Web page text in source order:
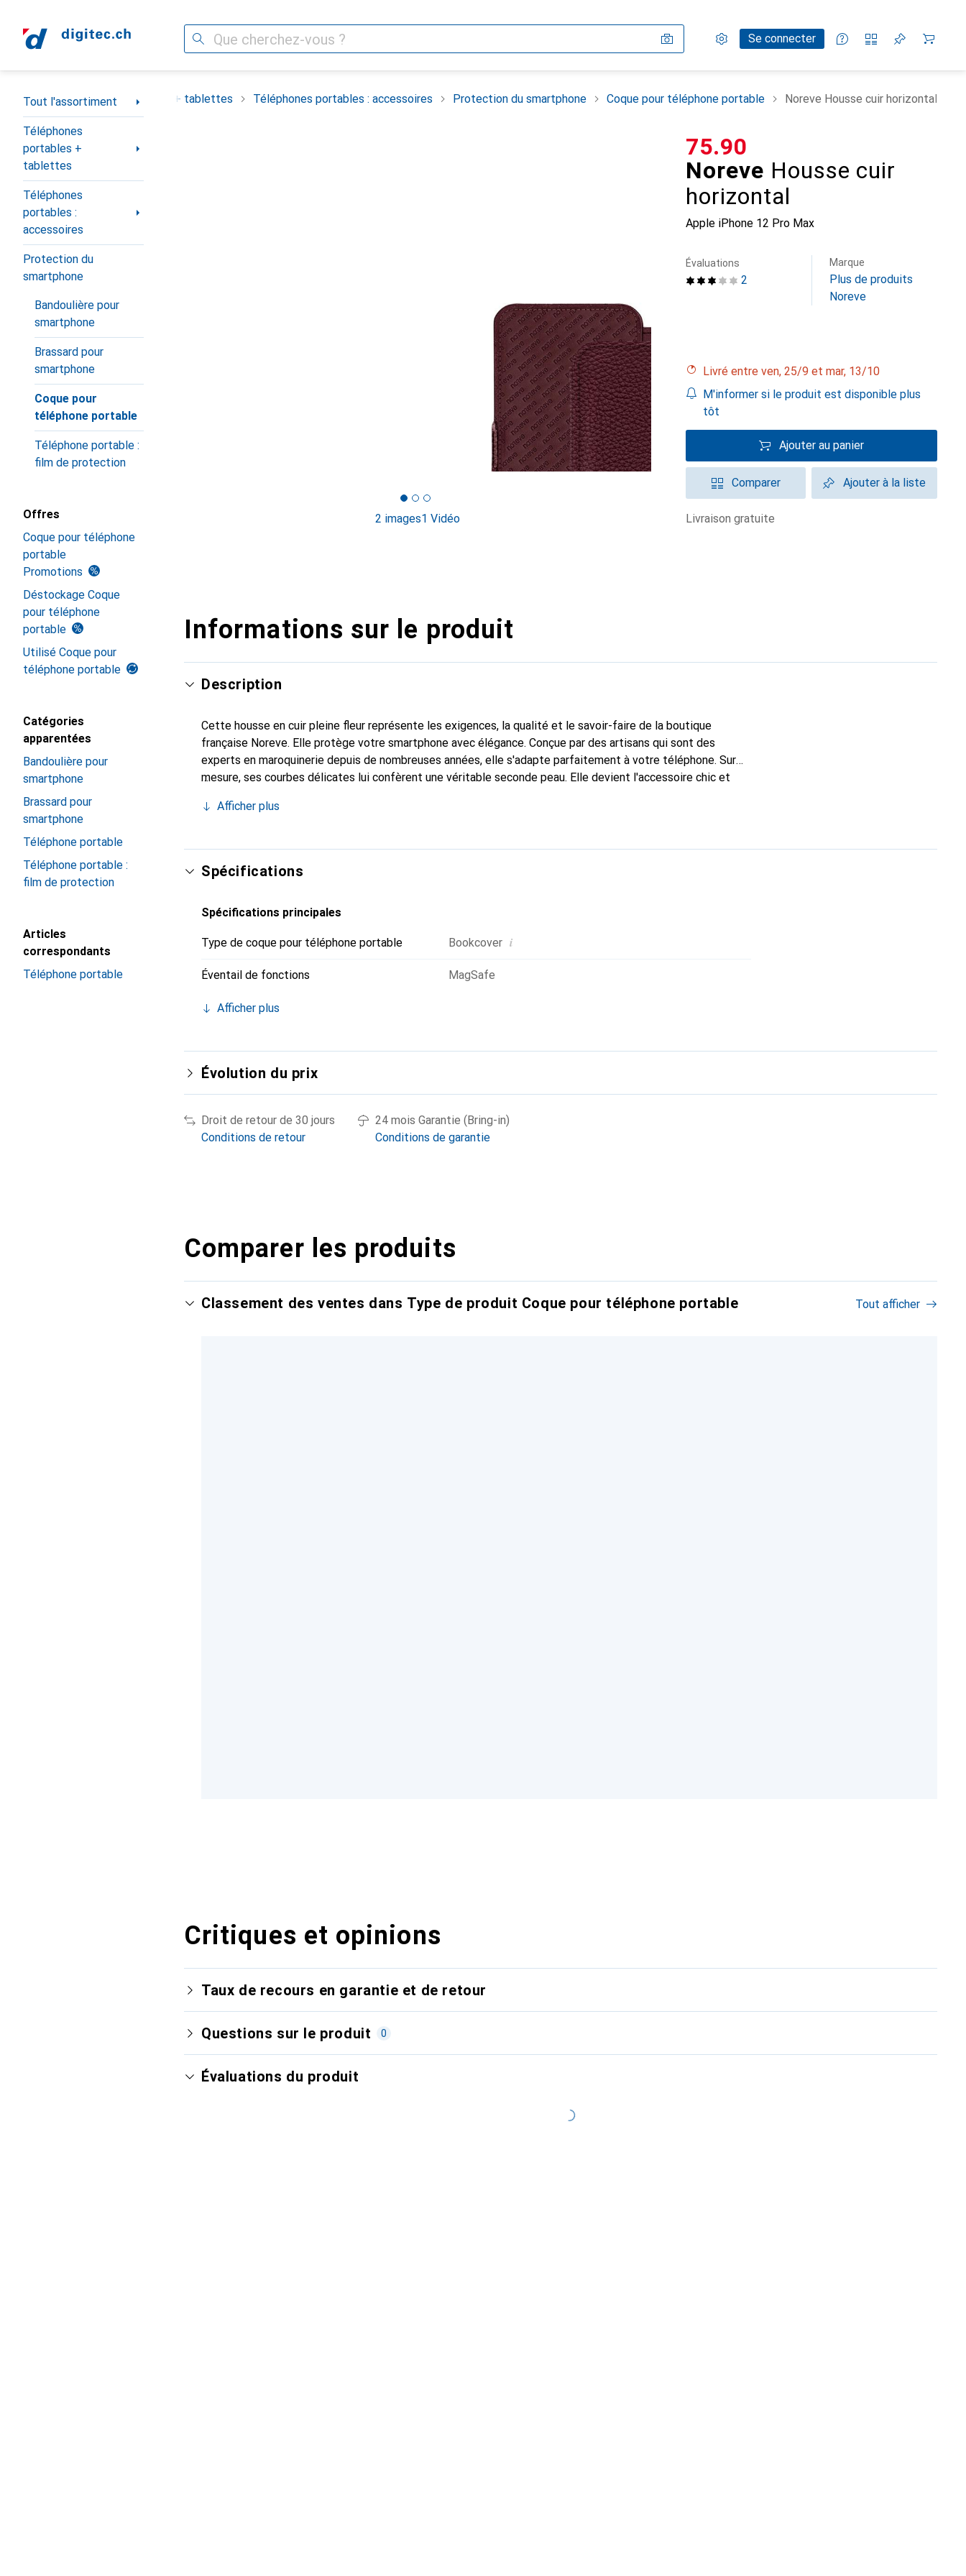
Recherche Paramètres
Compte clientSe connecter
Listes de comparaison
Listes d'envies
Panier
Navigation par catégorie
Tout l'assortiment
Téléphones
portables +
tablettes
Téléphones
portables :
accessoires
Protection du
smartphone
Bandoulière pour
smartphone
Brassard pour
smartphone
Coque pour
téléphone portable
Téléphone portable :
film de protection
Offres
Coque pour téléphone
portable
Promotions
Déstockage Coque
pour téléphone
portable
Utilisé Coque pour
téléphone portable
Catégories
apparentées
Bandoulière pour
smartphone
Brassard pour
smartphone
Téléphone portable
Téléphone portable :
film de protection
Articles
correspondants
Téléphone portable
Téléphones portables + tablettes Téléphones portables : accessoires Protection du smartphone Coque pour téléphone portable Noreve Housse cuir horizontal
2 images1 Vidéo
Noreve Housse cuir
horizontal
Apple iPhone 12 Pro Max
CHF
75.90
2
Évaluations Marque
Plus de produits
Noreve
Livré entre ven, 25/9 et mar, 13/10
M'informer si le produit est disponible plus
tôt
Ajouter au panier
Comparer Ajouter à la liste
livraison gratuite
Informations sur le produit
Description
Cette housse en cuir pleine fleur représente les exigences, la qualité et le savoir-faire de la boutique
française Noreve. Elle protège votre smartphone avec élégance. Conçue par des artisans qui sont des
experts en maroquinerie depuis de nombreuses années, elle s'adapte parfaitement à votre téléphone. Sur
mesure, ses courbes délicates lui confèrent une véritable seconde peau. Elle devient l'accessoire chic et
marque Noreve est un choix sûr pour une clientèle exigeante.
Afficher plus
Spécifications
Spécifications principales
Type de coque pour téléphone portable Bookcover i
Éventail de fonctions MagSafe
Afficher plus
Évolution du prix
Droit de retour de 30 jours
Conditions de retour
24 mois Garantie (Bring-in)
Conditions de garantie
Comparer les produits
Classement des ventes dans Type de produit Coque pour téléphone portable Tout afficher
Critiques et opinions
Taux de recours en garantie et de retour
Questions sur le produit 0
Évaluations du produit